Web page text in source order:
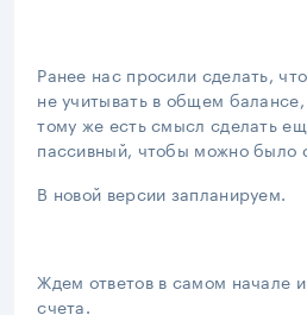
Ранее нас просили сделать,
не учитывать в общем
тому же есть смысл сделать
пассивный, чтобы можно было
В новой версии запланируем.
Ждем ответов в самом начале
счета.